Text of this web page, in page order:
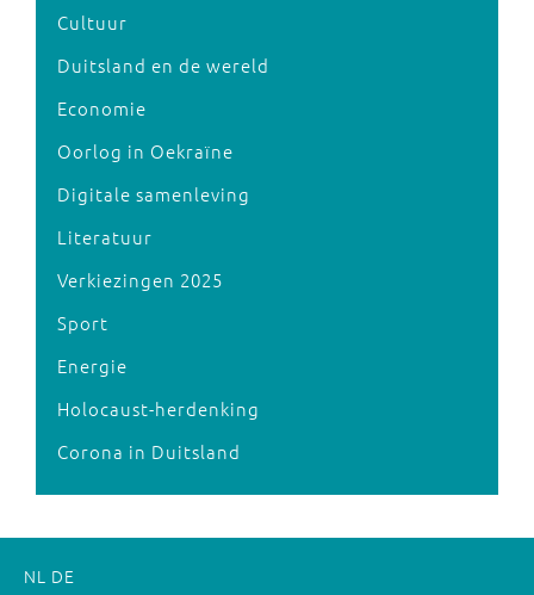
Cultuur
Duitsland en de wereld
Economie
Oorlog in Oekraïne
Digitale samenleving
Literatuur
Verkiezingen 2025
Sport
Energie
Holocaust-herdenking
Corona in Duitsland
NL DE